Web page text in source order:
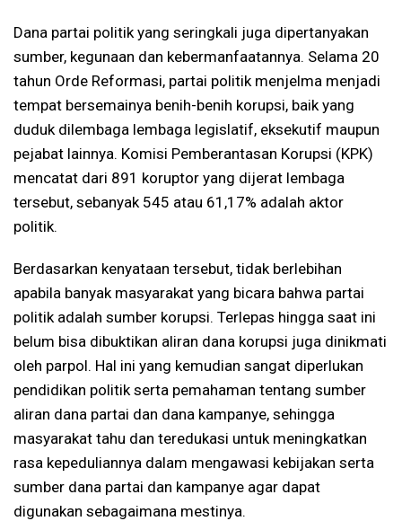
Dana partai politik yang seringkali juga dipertanyakan
sumber, kegunaan dan kebermanfaatannya. Selama 20
tahun Orde Reformasi, partai politik menjelma menjadi
tempat bersemainya benih-benih korupsi, baik yang
duduk dilembaga lembaga legislatif, eksekutif maupun
pejabat lainnya. Komisi Pemberantasan Korupsi (KPK)
mencatat dari 891 koruptor yang dijerat lembaga
tersebut, sebanyak 545 atau 61,17% adalah aktor
politik.
Berdasarkan kenyataan tersebut, tidak berlebihan
apabila banyak masyarakat yang bicara bahwa partai
politik adalah sumber korupsi. Terlepas hingga saat ini
belum bisa dibuktikan aliran dana korupsi juga dinikmati
oleh parpol. Hal ini yang kemudian sangat diperlukan
pendidikan politik serta pemahaman tentang sumber
aliran dana partai dan dana kampanye, sehingga
masyarakat tahu dan teredukasi untuk meningkatkan
rasa kepeduliannya dalam mengawasi kebijakan serta
sumber dana partai dan kampanye agar dapat
digunakan sebagaimana mestinya.